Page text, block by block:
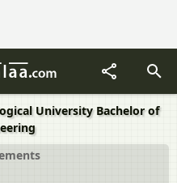
University Bachelor of